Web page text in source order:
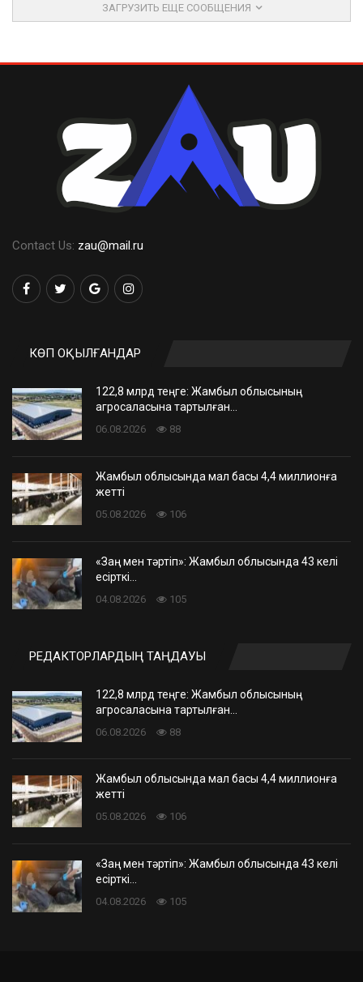
ЗАГРУЗИТЬ ЕЩЕ СООБЩЕНИЯ
Contact Us: zau@mail.ru
КӨП ОҚЫЛҒАНДАР
122,8 млрд теңге: Жамбыл облысының
агросаласына тартылған…
06.08.2026 88
Жамбыл облысында мал басы 4,4 миллионға
жетті
05.08.2026 106
«Заң мен тәртіп»: Жамбыл облысында 43 келі
есірткі…
04.08.2026 105
РЕДАКТОРЛАРДЫҢ ТАҢДАУЫ
122,8 млрд теңге: Жамбыл облысының
агросаласына тартылған…
06.08.2026 88
Жамбыл облысында мал басы 4,4 миллионға
жетті
05.08.2026 106
«Заң мен тәртіп»: Жамбыл облысында 43 келі
есірткі…
04.08.2026 105